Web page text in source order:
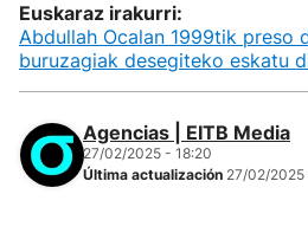
Euskaraz irakurri:
Abdullah Ocalan 1999tik preso
buruzagiak desegiteko eskatu
Agencias | EITB Media
27/02/2025 - 18:20
Última actualización 27/02/2025